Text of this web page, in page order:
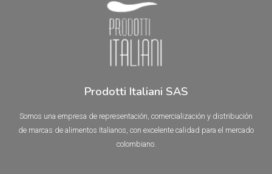
Prodotti Italiani SAS
Somos una empresa de representación, comercialización y distribución
de marcas de alimentos Italianos, con excelente calidad para el mercado
colombiano.